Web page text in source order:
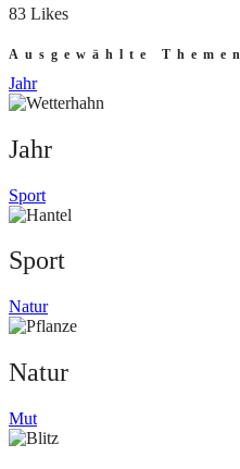
83 Likes
Ausgewählte Themen
Jahr
Jahr
Sport
Sport
Natur
Natur
Mut